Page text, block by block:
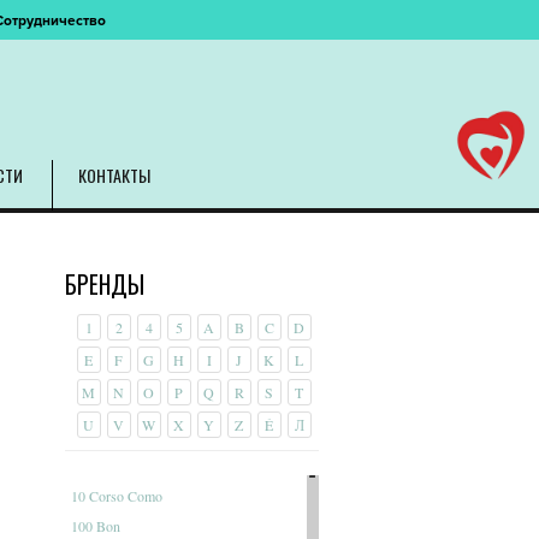
КОНТАКТЫ
БРЕНДЫ
1 2 4 5 A B C
D
E
F G H I J K
L
M
N O P Q R S
T
U
V W X Y Z É Л
10 Corso Como
100 Bon